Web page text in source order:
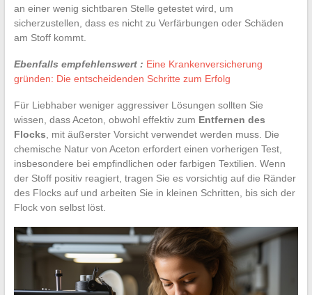
an einer wenig sichtbaren Stelle getestet wird, um
sicherzustellen, dass es nicht zu Verfärbungen oder Schäden
am Stoff kommt.
Ebenfalls empfehlenswert : Eine Krankenversicherung
gründen: Die entscheidenden Schritte zum Erfolg
Für Liebhaber weniger aggressiver Lösungen sollten Sie
wissen, dass Aceton, obwohl effektiv zum Entfernen des
Flocks , mit äußerster Vorsicht verwendet werden muss. Die
chemische Natur von Aceton erfordert einen vorherigen Test,
insbesondere bei empfindlichen oder farbigen Textilien. Wenn
der Stoff positiv reagiert, tragen Sie es vorsichtig auf die Ränder
des Flocks auf und arbeiten Sie in kleinen Schritten, bis sich der
Flock von selbst löst.